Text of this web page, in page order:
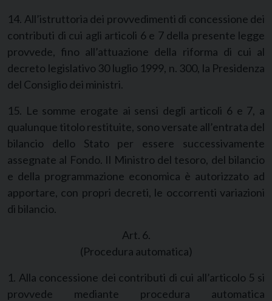
14. All’istruttoria dei provvedimenti di concessione dei
contributi di cui agli articoli 6 e 7 della presente legge
provvede, fino all’attuazione della riforma di cui al
decreto legislativo 30 luglio 1999, n. 300, la Presidenza
del Consiglio dei ministri.
15. Le somme erogate ai sensi degli articoli 6 e 7, a
qualunque titolo restituite, sono versate all’entrata del
bilancio dello Stato per essere successivamente
assegnate al Fondo. Il Ministro del tesoro, del bilancio
e della programmazione economica è autorizzato ad
apportare, con propri decreti, le occorrenti variazioni
di bilancio.
Art. 6.
(Procedura automatica)
1. Alla concessione dei contributi di cui all’articolo 5 si
provvede mediante procedura automatica